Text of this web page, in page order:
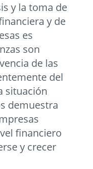
y la toma de
y de
es
son
de las
del
situación
demuestra
financiero
y crecer